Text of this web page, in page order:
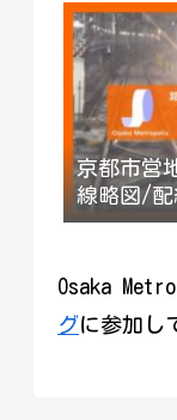
京都市営
線略図/配
Osaka
グに参加し